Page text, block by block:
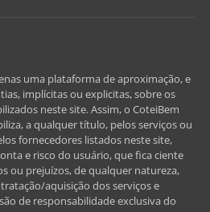
uma plataforma de aproximação, e
implícitas ou explicitas, sobre os
neste site. Assim, o CoteiBem
a qualquer título, pelos serviços ou
fornecedores listados neste site,
e risco do usuário, que fica ciente
ou prejuízos, de qualquer natureza,
aquisição dos serviços e
de responsabilidade exclusiva do